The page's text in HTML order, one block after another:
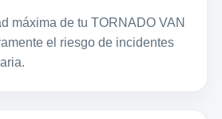
máxima de tu TORNADO VAN
el riesgo de incidentes